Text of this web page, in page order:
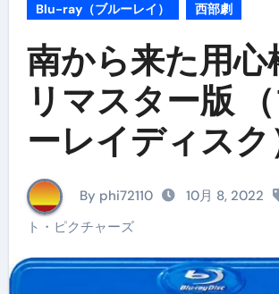
Blu-ray（ブルーレイ） 西部劇
南から来た用心
リマスター版
ーレイディスク
By phi72110 10月 8, 2022
ト・ピクチャーズ